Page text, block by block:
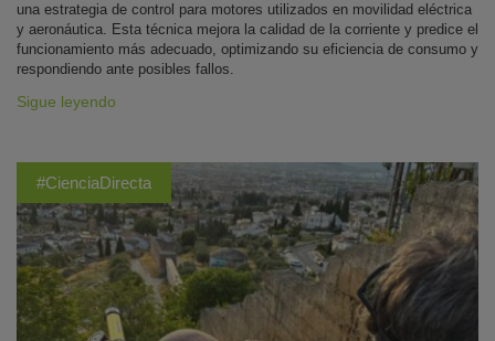
una estrategia de control para motores utilizados en movilidad eléctrica
y aeronáutica. Esta técnica mejora la calidad de la corriente y predice el
funcionamiento más adecuado, optimizando su eficiencia de consumo y
respondiendo ante posibles fallos.
Sigue leyendo
#CienciaDirecta